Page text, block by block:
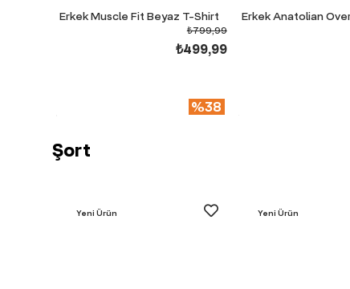
Erkek Muscle Fit Beyaz T-Shirt
₺499,99
₺799,99
%38
Şort
Yeni Ürün Yeni Ürün